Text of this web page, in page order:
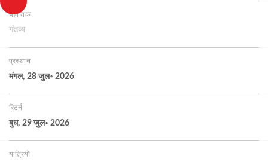
यहाँ तक
गंतव्य
प्रस्थान
मंगल, 28 जुल॰ 2026
रिटर्न
बुध, 29 जुल॰ 2026
यात्रियों